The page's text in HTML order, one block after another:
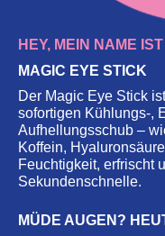
HEY, MEIN NAME IST
MAGIC EYE STICK
Der Magic Eye Stick
sofortigen Kühlungs-,
Aufhellungsschub –
Koffein,
Feuchtigkeit, erfrischt
Sekundenschnelle.
MÜDE AUGEN?